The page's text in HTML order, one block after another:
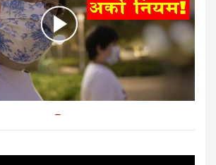
–